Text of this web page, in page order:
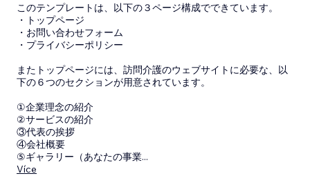
このテンプレートは、以下の３ページ構成でできています。
・トップページ
・お問い合わせフォーム
・プライバシーポリシー
またトップページには、訪問介護のウェブサイトに必要な、以
下の６つのセクションが用意されています。
①企業理念の紹介
②サービスの紹介
③代表の挨拶
④会社概要
⑤ギャラリー（あなたの事業...
Více